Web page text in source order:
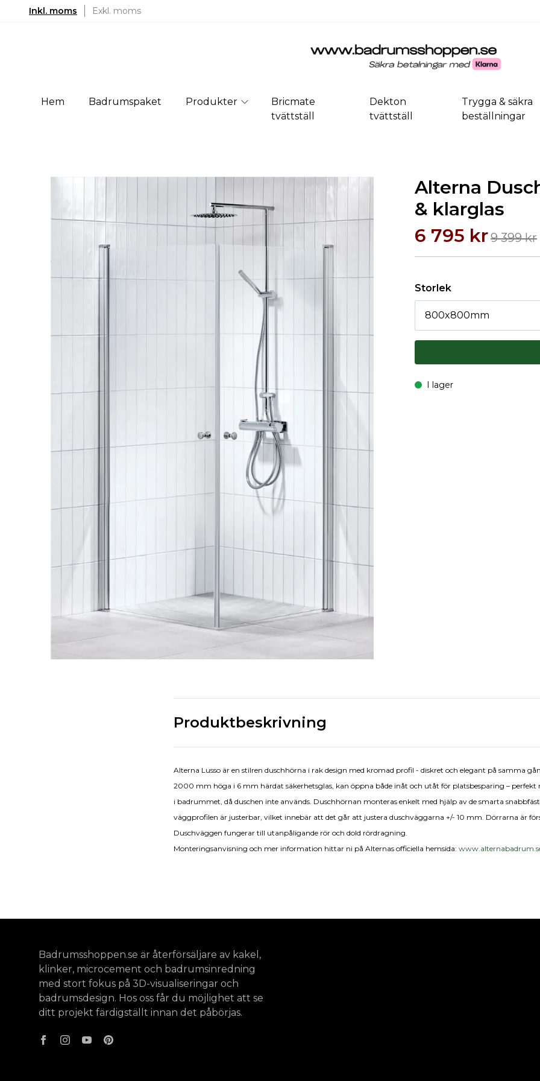
Inkl. moms Exkl. moms
Hem Badrumspaket Produkter
Bricmate
tvättställ
Dekton
tvättställ
Trygga & säkra
beställningar
Alterna
& klarglas
6 795 kr9 399 kr
Storlek
I lager
Produktbeskrivning
Alterna Lusso är en stilren duschhörna i rak design med kromad profil - diskret och elegant på samma
2000 mm höga i 6 mm härdat säkerhetsglas, kan öppna både inåt och utåt för platsbesparing –
i badrummet, då duschen inte används. Duschhörnan monteras enkelt med hjälp av de smarta
väggprofilen är justerbar, vilket innebär att det går att justera duschväggarna +/- 10 mm. Dörrarna är
Duschväggen fungerar till utanpåligande rör och dold rördragning.
Monteringsanvisning och mer information hittar ni på Alternas officiella hemsida:
Badrumsshoppen.se är återförsäljare av kakel,
klinker, microcement och badrumsinredning
med stort fokus på 3D-visualiseringar och
badrumsdesign. Hos oss får du möjlighet att se
ditt projekt färdigställt innan det påbörjas.